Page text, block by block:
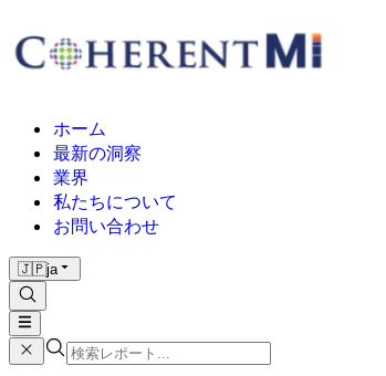
ホーム
最新の洞察
業界
私たちについて
お問い合わせ
🇯🇵ja